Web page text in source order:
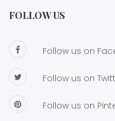
FOLLOW US
Follow us on
Follow us on
Follow us on